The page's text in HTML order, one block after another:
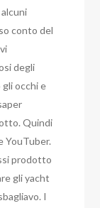
conto del
degli
occhi e
Quindi
YouTuber.
prodotto
gli yacht
I